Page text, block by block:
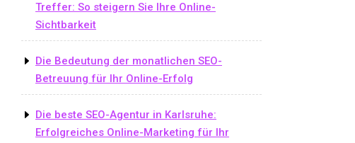
Treffer: So steigern Sie Ihre Online-
Sichtbarkeit
Die Bedeutung der monatlichen SEO-
Betreuung für Ihr Online-Erfolg
Die beste SEO-Agentur in Karlsruhe:
Erfolgreiches Online-Marketing für Ihr